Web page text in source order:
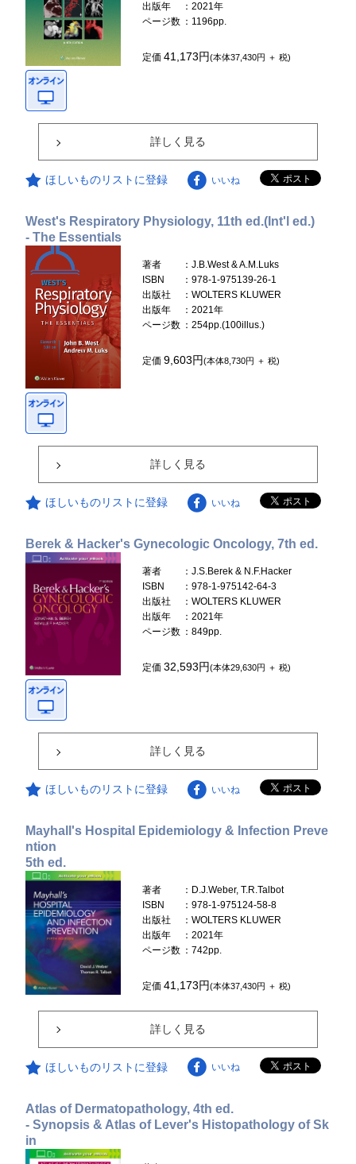
出版年
：2021年
ページ数 ：1196pp.
定価41,173円(本体37,430円 ＋ 税)
詳しく見る
ほしいものリストに登録 いいね
West's Respiratory Physiology, 11th ed.(Int'l ed.)
- The Essentials
著者
：J.B.West & A.M.Luks
ISBN
：978-1-975139-26-1
出版社
：WOLTERS KLUWER
出版年
：2021年
ページ数 ：254pp.(100illus.)
定価9,603円(本体8,730円 ＋ 税)
詳しく見る
ほしいものリストに登録 いいね
Berek & Hacker's Gynecologic Oncology, 7th ed.
著者
：J.S.Berek & N.F.Hacker
ISBN
：978-1-975142-64-3
出版社
：WOLTERS KLUWER
出版年
：2021年
ページ数 ：849pp.
定価32,593円(本体29,630円 ＋ 税)
詳しく見る
ほしいものリストに登録 いいね
Mayhall's Hospital Epidemiology & Infection Preve
ntion
5th ed.
著者
：D.J.Weber, T.R.Talbot
ISBN
：978-1-975124-58-8
出版社
：WOLTERS KLUWER
出版年
：2021年
ページ数 ：742pp.
定価41,173円(本体37,430円 ＋ 税)
詳しく見る
ほしいものリストに登録 いいね
Atlas of Dermatopathology, 4th ed.
- Synopsis & Atlas of Lever's Histopathology of Sk
in